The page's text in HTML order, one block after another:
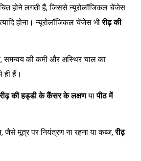
होने लगती हैं, जिससे न्यूरोलॉजिकल चेंजेस
होना। न्यूरोलॉजिकल चेंजेस भीरीढ़ की
की कमी और अस्थिर चाल का
हैं।
रीढ़ की हड्डी के कैंसर के लक्षणयापीठ में
जैसे मूत्र पर नियंत्रण ना रहना या कब्ज,रीढ़